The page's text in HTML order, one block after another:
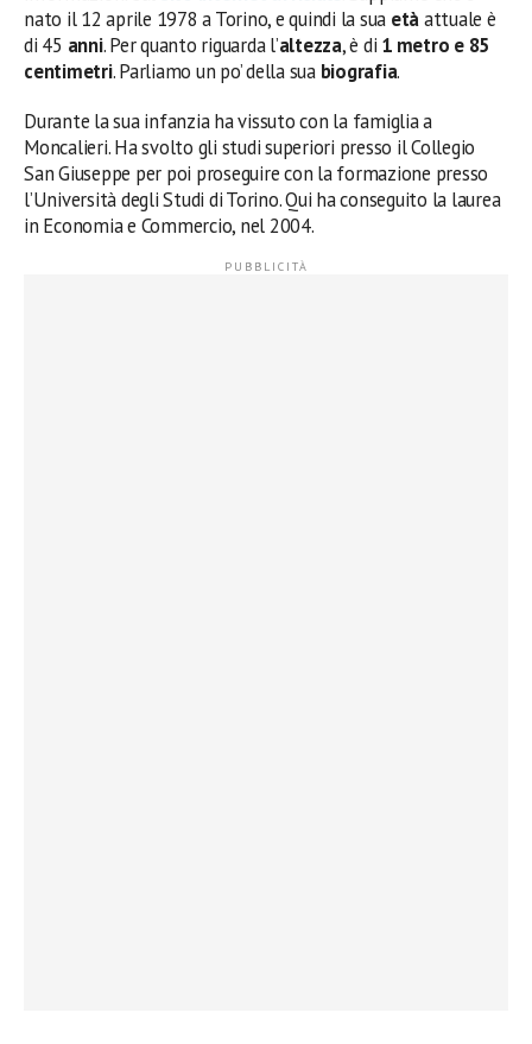
nato il 12 aprile 1978 a Torino, e quindi la sua etàattuale è
di 45 anni. Per quanto riguarda l’altezza, è di 1 metro e 85
centimetri. Parliamo un po’ della sua biografia.
Durante la sua infanzia ha vissuto con la famiglia a
Moncalieri. Ha svolto gli studi superiori presso il Collegio
San Giuseppe per poi proseguire con la formazione presso
l’Università degli Studi di Torino. Qui ha conseguito la laurea
in Economia e Commercio, nel 2004.